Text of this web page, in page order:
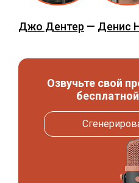
Джо Дентер — Денис
Озвучьте свой